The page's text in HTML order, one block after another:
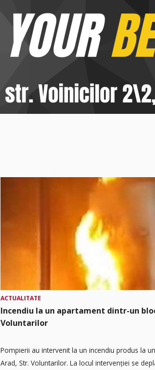
ACTUALITATE
Incendiu la un apartament dintr-un
Voluntarilor
Pompierii au intervenit la un incendiu produs la
Arad, Str. Voluntarilor. La locul intervenției se